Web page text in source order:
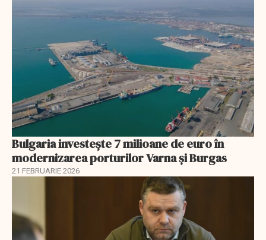
Bulgaria investește 7 milioane de euro în
modernizarea porturilor Varna și Burgas
21 FEBRUARIE 2026